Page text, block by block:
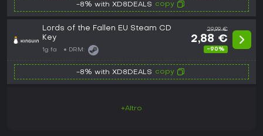
-8% with XD8DEALS copy
Lords of the Fallen EU Steam CD
Key
1g fa DRM:
29,99 €
2,88 €
-90%
-8% with XD8DEALS copy
+Altro